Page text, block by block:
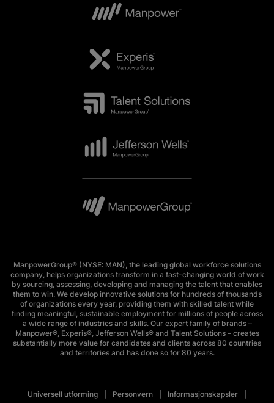
ManpowerGroup® (NYSE: MAN), the leading global workforce solutions
company, helps organizations transform in a fast-changing world of work
by sourcing, assessing, developing and managing the talent that enables
them to win. We develop innovative solutions for hundreds of thousands
of organizations every year, providing them with skilled talent while
finding meaningful, sustainable employment for millions of people across
a wide range of industries and skills. Our expert family of brands –
Manpower®, Experis®, Jefferson Wells® and Talent Solutions – creates
substantially more value for candidates and clients across 80 countries
and territories and has done so for 80 years.
Universell utforming Personvern Informasjonskapsler